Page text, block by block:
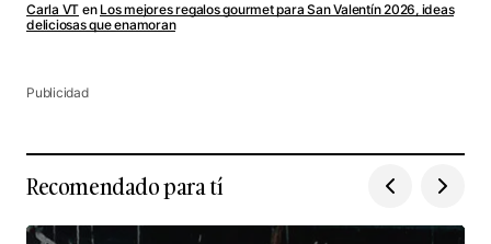
Carla VT en Los mejores regalos gourmet para San Valentín 2026, ideas
deliciosas que enamoran
Publicidad
Recomendado para tí